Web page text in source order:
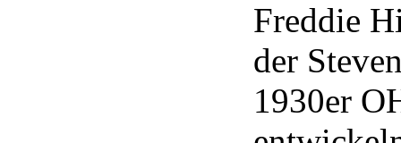
Freddie
der
1930er